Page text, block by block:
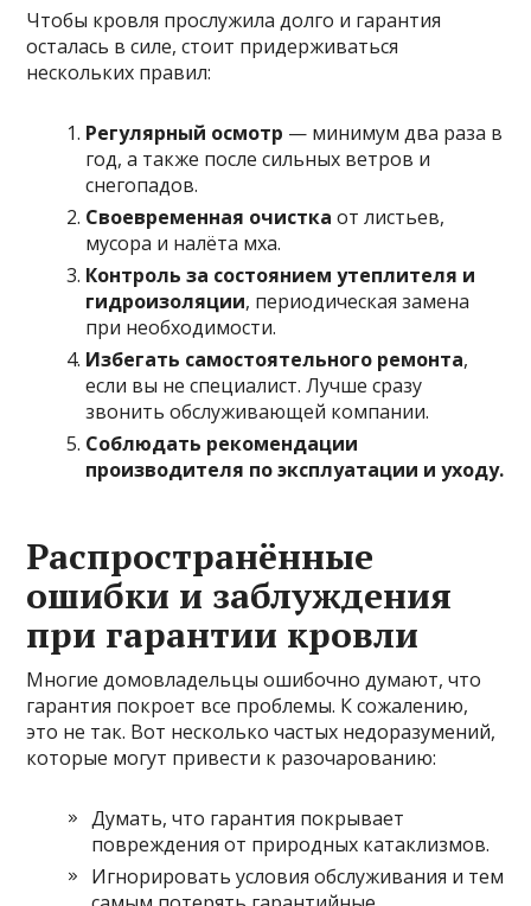
Чтобы кровля прослужила долго и гарантия
осталась в силе, стоит придерживаться
нескольких правил:
Регулярный осмотр — минимум два раза в
год, а также после сильных ветров и
снегопадов.
Своевременная очистка от листьев,
мусора и налёта мха.
Контроль за состоянием утеплителя и
гидроизоляции, периодическая замена
при необходимости.
Избегать самостоятельного ремонта,
если вы не специалист. Лучше сразу
звонить обслуживающей компании.
Соблюдать рекомендации
производителя по эксплуатации и уходу.
Распространённые
ошибки и заблуждения
при гарантии кровли
Многие домовладельцы ошибочно думают, что
гарантия покроет все проблемы. К сожалению,
это не так. Вот несколько частых недоразумений,
которые могут привести к разочарованию:
Думать, что гарантия покрывает
повреждения от природных катаклизмов.
Игнорировать условия обслуживания и тем